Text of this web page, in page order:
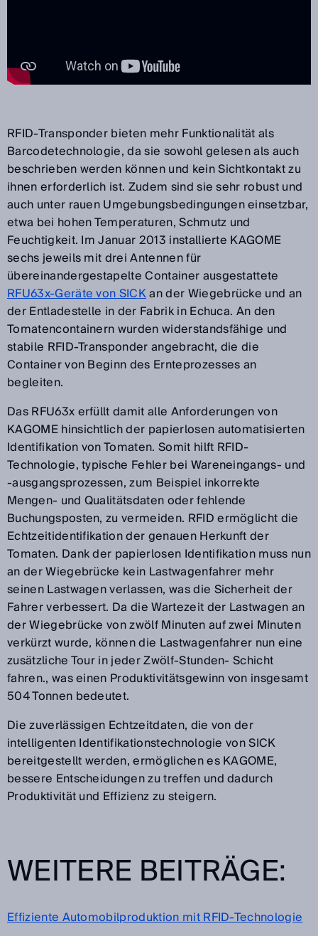
RFID-Transponder bieten mehr Funktionalität als
Barcodetechnologie, da sie sowohl gelesen als auch
beschrieben werden können und kein Sichtkontakt zu
ihnen erforderlich ist. Zudem sind sie sehr robust und
auch unter rauen Umgebungsbedingungen einsetzbar,
etwa bei hohen Temperaturen, Schmutz und
Feuchtigkeit. Im Januar 2013 installierte KAGOME
sechs jeweils mit drei Antennen für
übereinandergestapelte Container ausgestattete
RFU63x-Geräte von SICKan der Wiegebrücke und an
der Entladestelle in der Fabrik in Echuca. An den
Tomatencontainern wurden widerstandsfähige und
stabile RFID-Transponder angebracht, die die
Container von Beginn des Ernteprozesses an
begleiten.
Das RFU63x erfüllt damit alle Anforderungen von
KAGOME hinsichtlich der papierlosen automatisierten
Identifikation von Tomaten. Somit hilft RFID-
Technologie, typische Fehler bei Wareneingangs- und
-ausgangsprozessen, zum Beispiel inkorrekte
Mengen- und Qualitätsdaten oder fehlende
Buchungsposten, zu vermeiden. RFID ermöglicht die
Echtzeitidentifikation der genauen Herkunft der
Tomaten. Dank der papierlosen Identifikation muss nun
an der Wiegebrücke kein Lastwagenfahrer mehr
seinen Lastwagen verlassen, was die Sicherheit der
Fahrer verbessert. Da die Wartezeit der Lastwagen an
der Wiegebrücke von zwölf Minuten auf zwei Minuten
verkürzt wurde, können die Lastwagenfahrer nun eine
zusätzliche Tour in jeder Zwölf-Stunden- Schicht
fahren., was einen Produktivitätsgewinn von insgesamt
504 Tonnen bedeutet.
Die zuverlässigen Echtzeitdaten, die von der
intelligenten Identifikationstechnologie von SICK
bereitgestellt werden, ermöglichen es KAGOME,
bessere Entscheidungen zu treffen und dadurch
Produktivität und Effizienz zu steigern.
WEITERE BEITRÄGE:
Effiziente Automobilproduktion mit RFID-Technologie